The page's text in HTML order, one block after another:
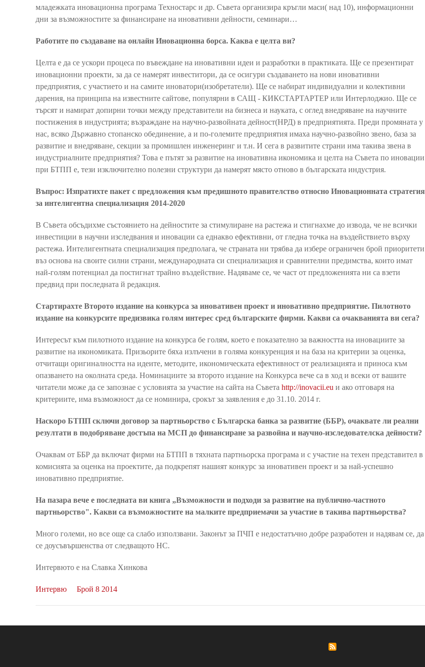
младежката иновационна програма Техностарс и др. Съвета организира кръгли маси( над 10), информационни
дни за възможностите за финансиране на иновативни дейности, семинари…
Работите по създаване на онлайн Иновационна борса. Каква е целта ви?
Целта е да се ускори процеса по въвеждане на иновативни идеи и разработки в практиката. Ще се презентират
иновационни проекти, за да се намерят инвеститори, да се осигури създаването на нови иновативни
предприятия, с участието и на самите иноватори(изобретатели). Ще се набират индивидуални и колективни
дарения, на принципа на известните сайтове, популярни в САЩ - КИКСТАРТАРТЕР или Интерлоджио. Ще се
търсят и намират допирни точки между представители на бизнеса и науката, с оглед внедряване на научните
постижения в индустрията; възраждане на научно-развойната дейност(НРД) в предприятията. Преди промяната у
нас, всяко Държавно стопанско обединение, а и по-големите предприятия имаха научно-развойно звено, база за
развитие и внедряване, секции за промишлен инженеринг и т.н. И сега в развитите страни има такива звена в
индустриалните предприятия? Това е пътят за развитие на иновативна икономика и целта на Съвета по иновации
при БТПП е, тези изключително полезни структури да намерят място отново в българската индустрия.
Въпрос: Изпратихте пакет с предложения към предишното правителство относно Иновационната стратегия
за интелигентна специализация 2014-2020
В Съвета обсъдихме състоянието на дейностите за стимулиране на растежа и стигнахме до извода, че не всички
инвестиции в научни изследвания и иновации са еднакво ефективни, от гледна точка на въздействието върху
растежа. Интелигентната специализация предполага, че страната ни трябва да избере ограничен брой приоритети
въз основа на своите силни страни, международната си специализация и сравнителни предимства, които имат
най-голям потенциал да постигнат трайно въздействие. Надяваме се, че част от предложенията ни са взети
предвид при последната й редакция.
Стартирахте Второто издание на конкурса за иновативен проект и иновативно предприятие. Пилотното
издание на конкурсите предизвика голям интерес сред българските фирми. Какви са очакванията ви сега?
Интересът към пилотното издание на конкурса бе голям, което е показателно за важността на иновациите за
развитие на икономиката. Призьорите бяха излъчени в голяма конкуренция и на база на критерии за оценка,
отчитащи оригиналността на идеите, методите, икономическата ефективност от реализацията и приноса към
опазването на околната среда. Номинациите за второто издание на Конкурса вече са в ход и всеки от вашите
читатели може да се запознае с условията за участие на сайта на Съвета http://inovacii.eu и ако отговаря на
критериите, има възможност да се номинира, срокът за заявления е до 31.10. 2014 г.
Наскоро БТПП сключи договор за партньорство с Българска банка за развитие (ББР), очаквате ли реални
резултати в подобряване достъпа на МСП до финансиране за развойна и научно-изследователска дейности?
Очаквам от ББР да включат фирми на БТПП в тяхната партньорска програма и с участие на техен представител в
комисията за оценка на проектите, да подкрепят нашият конкурс за иновативен проект и за най-успешно
иновативно предприятие.
На пазара вече е последната ви книга „Възможности и подходи за развитие на публично-частното
партньорство". Какви са възможностите на малките предприемачи за участие в такива партньорства?
Много големи, но все още са слабо използвани. Законът за ПЧП е недостатъчно добре разработен и надявам се, да
се доусъвършенства от следващото НС.
Интервюто е на Славка Хинкова
Интервю Брой 8 2014